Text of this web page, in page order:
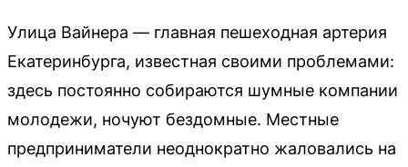
Улица Вайнера — главная пешеходная артерия
Екатеринбурга, известная своими проблемами:
здесь постоянно собираются шумные компании
молодежи, ночуют бездомные. Местные
предприниматели неоднократно жаловались на